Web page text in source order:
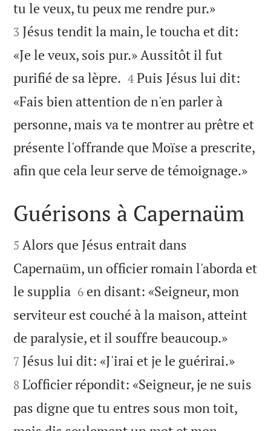
tu le veux, tu peux me rendre pur.»
3 Jésus tendit la main, le toucha et dit:
«Je le veux, sois pur.» Aussitôt il fut
purifié de sa lèpre. 

4 Puis Jésus lui dit:
«Fais bien attention de n'en parler à
personne, mais va te montrer au prêtre et
présente l'offrande que Moïse a prescrite,
afin que cela leur serve de témoignage.»

Guérisons à Capernaüm

5 Alors que Jésus entrait dans
Capernaüm, un officier romain l'aborda et
le supplia
6 en disant: «Seigneur, mon
serviteur est couché à la maison, atteint
de paralysie, et il souffre beaucoup.»
7 Jésus lui dit: «J'irai et je le guérirai.»
8 L'officier répondit: «Seigneur, je ne suis
pas digne que tu entres sous mon toit,